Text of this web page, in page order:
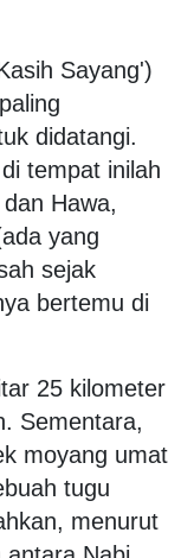
Sayang')
didatangi.
tempat inilah
Hawa,
yang
sejak
bertemu di
25 kilometer
Sementara,
moyang umat
tugu
menurut